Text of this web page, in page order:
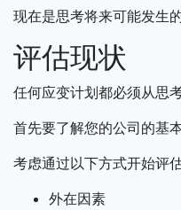
现在是思考将来可能发生
评估现状
任何应变计划都必须从思
首先要了解您的公司的基本
考虑通过以下方式开始评估
外在因素